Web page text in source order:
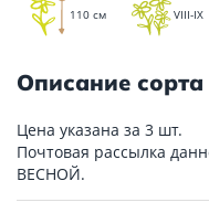
110 см VIII-IX
Описание
Цена указана за 3 шт.
Почтовая рассылка
ВЕСНОЙ.